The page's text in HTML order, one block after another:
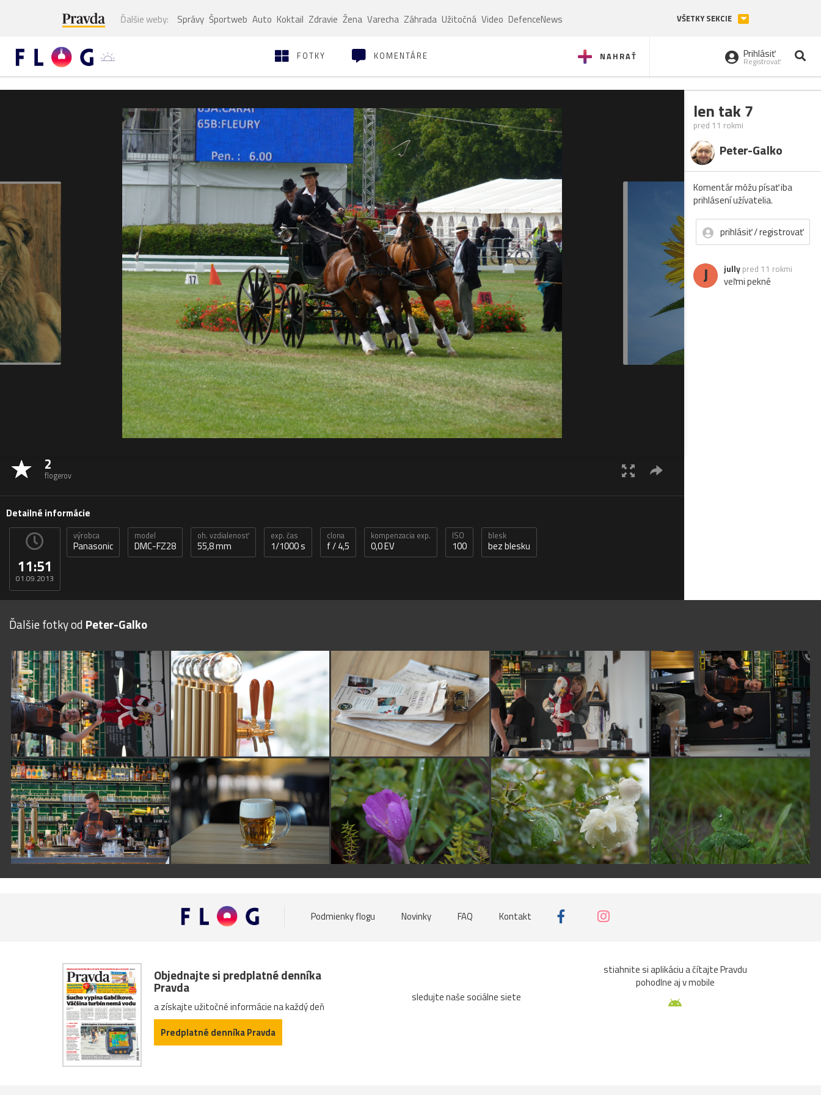
Ďalšie weby: Správy Športweb Auto Koktail Zdravie Žena Varecha Záhrada Užitočná Video DefenceNews VŠETKY SEKCIE
NAHRAŤ
FOTKY KOMENTÁRE Prihlásiť
Registrovať
2
flogerov
Detailné informácie
11:51
01.09.2013
výrobca
Panasonic
model
DMC-FZ28
oh. vzdialenosť
55,8 mm
exp. čas
1/1000 s
clona
f / 4,5
kompenzacia exp.
0,0 EV
ISO
100
blesk
bez blesku
len tak 7
pred 11 rokmi
Peter-Galko
Komentár môžu písať iba
prihlásení užívatelia.
prihlásiť / registrovať
J jully pred 11 rokmi
veľmi pekné
Ďalšie fotky od Peter-Galko
Podmienky flogu Novinky FAQ Kontakt
Objednajte si predplatné denníka
Pravda
a získajte užitočné informácie na každý deň
Predplatné denníka Pravda
sledujte naše sociálne siete
stiahnite si aplikáciu a čítajte Pravdu
pohodlne aj v mobile